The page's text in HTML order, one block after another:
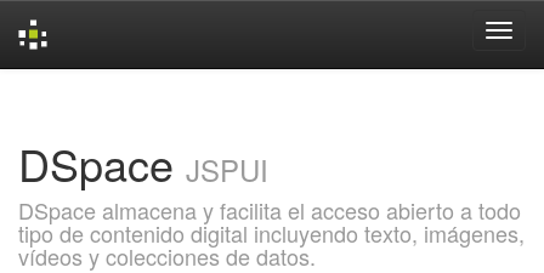
DSpace JSPUI
DSpace almacena y facilita el acceso abierto a todo
tipo de contenido digital incluyendo texto, imágenes,
vídeos y colecciones de datos.